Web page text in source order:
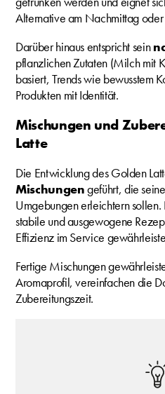
Alternative am Nachmittag
Darüber hinaus entspricht sein
pflanzlichen Zutaten (Milch mit
basiert, Trends wie bewusstem
Produkten mit Identität.
Mischungen und
Latte
Die Entwicklung des Golden
Mischungengeführt, die
Umgebungen erleichtern
stabile und ausgewogene
Effizienz im Service
Fertige Mischungen
Aromaprofil, vereinfachen die
Zubereitungszeit.